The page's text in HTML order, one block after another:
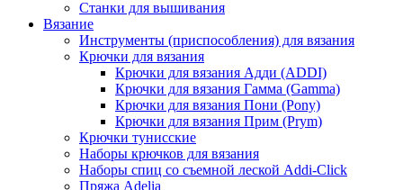
Станки для вышивания
Вязание
Инструменты (приспособления) для вязания
Крючки для вязания
Крючки для вязания Адди (ADDI)
Крючки для вязания Гамма (Gamma)
Крючки для вязания Пони (Pony)
Крючки для вязания Прим (Prym)
Крючки тунисские
Наборы крючков для вязания
Наборы спиц со съемной леской Addi-Click
Пряжа Adelia